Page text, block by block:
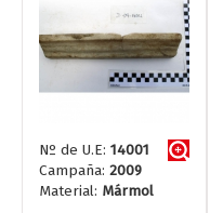
Nº de U.E: 14001
Campaña: 2009
Material: Mármol